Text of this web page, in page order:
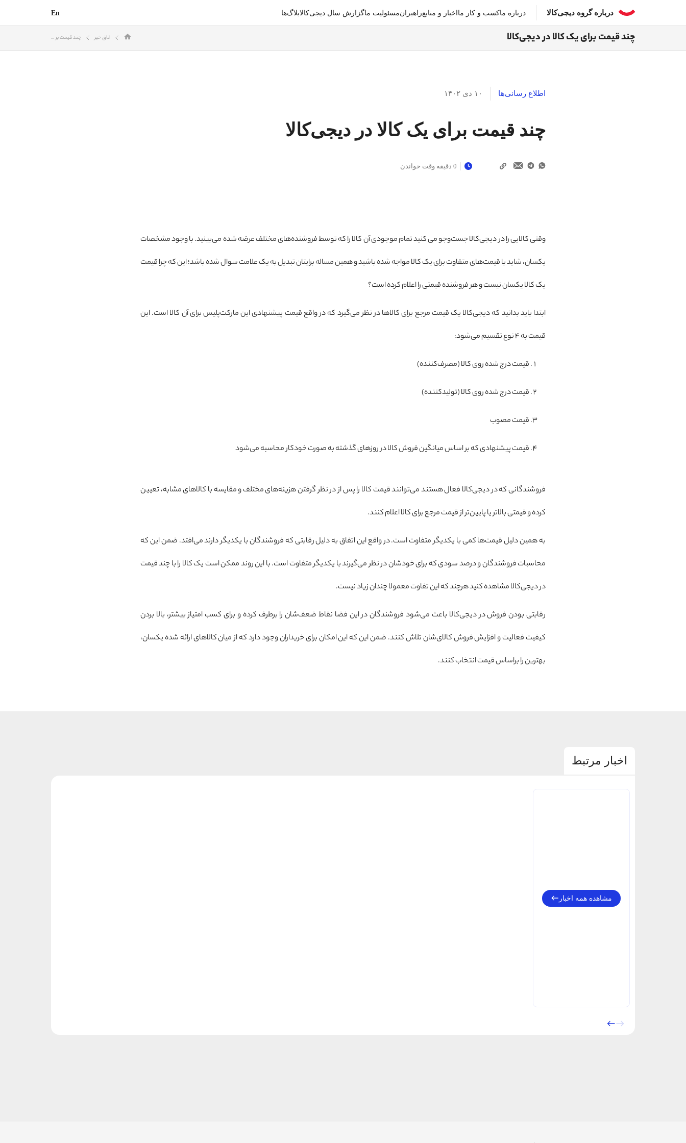
درباره گروه دیجی‌کالا درباره‌ ماکسب و کار مااخبار‌ و منابعراهبرانمسئولیت ماگزارش سال دیجی‌کالابلاگ‌ها En
چند قیمت برای یک کالا در دیجی‌کالا اتاق خبر چند قیمت بر ...
اطلاع رسانی‌ها ۱۰ دی ۱۴۰۲
چند قیمت برای یک کالا در دیجی‌کالا
0 دقیقه وقت خواندن
وقتی کالایی را در دیجی‌کالا جست‌وجو می کنید تمام موجودی آن کالا را که توسط فروشنده‌های مختلف عرضه شده می‌بینید. با وجود مشخصات
یکسان، شاید با قیمت‌های متفاوت برای یک کالا مواجه شده باشید و همین مساله برایتان تبدیل به یک علامت سوال شده باشد؛ این که چرا قیمت
یک کالا یکسان نیست و هر فروشنده قیمتی را اعلام کرده است؟
ابتدا باید بدانید که دیجی‌کالا یک قیمت مرجع برای کالاها در نظر می‌گیرد که در واقع قیمت پیشنهادی این مارکت‌پلیس برای آن کالا است. این
قیمت به 4 نوع تقسیم می‌شود:
قیمت درج ‌شده روی کالا (مصرف‌کننده)
قیمت درج شده روی کالا (تولید‌کننده)
قیمت مصوب
قیمت پیشنهادی که بر اساس میانگین فروش کالا در روزهای گذشته به ‌صورت خودکار محاسبه می‌شود
فروشندگانی که در دیجی‌کالا فعال هستند می‌توانند قیمت کالا را پس از در نظر گرفتن هزینه‌های مختلف و مقایسه با کالاهای مشابه، تعیین
کرده و قیمتی بالاتر یا پایین‌تر از قیمت مرجع برای کالا اعلام کنند.
به همین دلیل قیمت‌ها کمی با یکدیگر متفاوت است. در واقع این اتفاق به دلیل رقابتی که فروشندگان با یکدیگر دارند می‌افتد. ضمن این که
محاسبات فروشندگان و درصد سودی که برای خودشان در نظر می‌گیرند با یکدیگر متفاوت است. با این روند ممکن است یک کالا را با چند قیمت
در دیجی‌کالا مشاهده کنید هرچند که این تفاوت معمولا چندان زیاد نیست.
رقابتی بودن فروش در دیجی‌کالا باعث می‌شود فروشندگان در این فضا نقاط ضعف‌شان را برطرف کرده و برای کسب امتیاز بیشتر، بالا بردن
کیفیت فعالیت و افزایش فروش کالای‌شان تلاش کنند. ضمن این که این امکان برای خریداران وجود دارد که از میان کالاهای ارائه شده یکسان،
بهترین را براساس قیمت انتخاب کنند.
اخبار مرتبط
مشاهده همه اخبار